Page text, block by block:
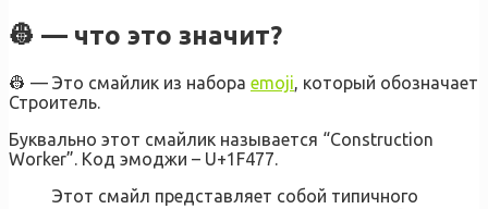
👷 — что это значит?
👷 — Это смайлик из набора emoji, который обозначает
Строитель.
Буквально этот смайлик называется “Construction
Worker”. Код эмоджи – U+1F477.
Этот смайл представляет собой типичного